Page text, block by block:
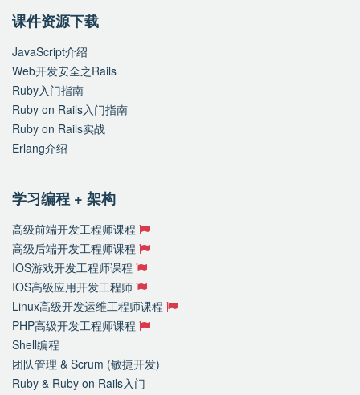
课件资源下载
JavaScript介绍
Web开发安全之Rails
Ruby入门指南
Ruby on Rails入门指南
Ruby on Rails实战
Erlang介绍
学习编程 + 架构
高级前端开发工程师课程
高级后端开发工程师课程
IOS游戏开发工程师课程
IOS高级应用开发工程师
Linux高级开发运维工程师课程
PHP高级开发工程师课程
Shell编程
团队管理 & Scrum (敏捷开发)
Ruby & Ruby on Rails入门